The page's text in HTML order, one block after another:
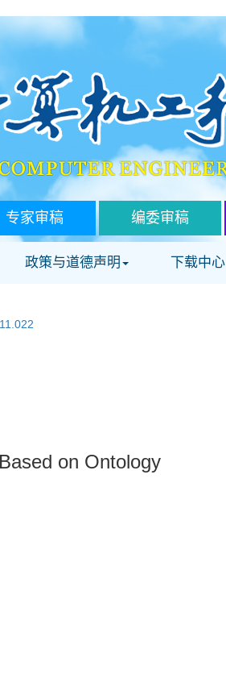
专家审稿 编委审稿
政策与道德声明 下载中心
on Ontology